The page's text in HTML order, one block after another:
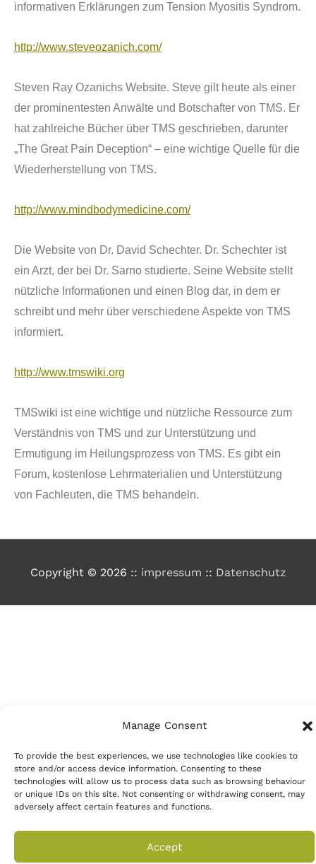
Manage Consent
To provide the best experiences, we use technologies like cookies to
store and/or access device information. Consenting to these
technologies will allow us to process data such as browsing behaviour
or unique IDs on this site. Not consenting or withdrawing consent, may
adversely affect certain features and functions.
Accept
informativen Erkl ärungen zum Tension Myositis Syndrom.
http://www.steveozanich.com/
Steven Ray Ozanichs Website. Steve gilt heute als einer
der prominentesten Anwä lte und Botschafter von TMS. Er
hat zahlreiche Bücher über TMS geschrieben, darunter
„The Great Pain Deception“ – eine wichtige Quelle für die
Wiederherstellung von TMS.
http://www.mindbodymedicine.com/
Die Website von Dr. David Schechter. Dr. Schechter ist
ein Arzt, der bei Dr. Sarno studierte. Seine Website stellt
nützliche Informationen und einen Blog dar, in dem er
schreibt und mehr über verschiedene Aspekte von TMS
informiert.
http://www.tmswiki.org
TMSwiki ist eine wichtige und nützliche Ressource zum
Verständnis von TMS und zur Unterstützung und
Ermutigung im Heilungsprozess von TMS. Es gibt ein
Forum, kostenlose Lehrmaterialien und Unterstützung
von Fachleuten, die TMS behandeln.
Copyright © 2026 :: impressum :: Datenschutz